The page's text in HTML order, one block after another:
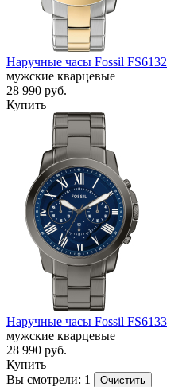
Наручные часы Fossil FS6132
мужские кварцевые
28 990 руб.
Купить
Наручные часы Fossil FS6133
мужские кварцевые
28 990 руб.
Купить
Вы смотрели: 1
Очистить